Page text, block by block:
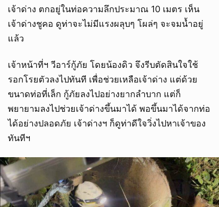
เจ้าด่าง ตกอยู่ในท่อความลึกประมาณ 10 เมตร เห็น
เจ้าด่างชูคอ ดูท่าจะไม่มีแรงผลุบๆ โผล่ๆ จะจมน้ำอยู่
แล้ว
เจ้าหน้าที่ฯ วีอาร์กู้ภัย โดยน้องดิว จึงรีบตัดสินใจใช้
รอกโรยตัวลงไปทันที เพื่อช่วยเหลือเจ้าด่าง แต่ด้วย
ขนาดท่อที่เล็ก กู้ภัยลงไปอย่างยากลำบาก แต่ก็
พยายามลงไปช่วยเจ้าด่างขึ้นมาได้ พอขึ้นมาได้จากท่อ
ได้อย่างปลอดภัย เจ้าด่างฯ ก็ดูท่าดีใจวิ่งไปหาเจ้าของ
ทันทีฯ